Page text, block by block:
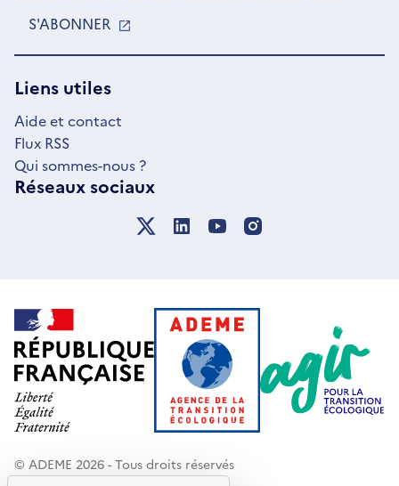
S'ABONNER
UNE
Liens utiles
Aide et contact
Flux RSS
Qui sommes-nous ?
Réseaux sociaux
© ADEME 2026 - Tous droits réservés